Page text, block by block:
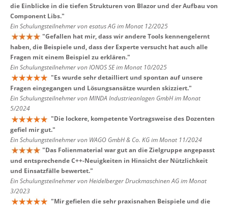
die Einblicke in die tiefen Strukturen von Blazor und der Aufbau von
Component Libs."
Ein Schulungsteilnehmer von esatus AG im Monat 12/2025
"Gefallen hat mir, dass wir andere Tools kennengelernt
haben, die Beispiele und, dass der Experte versucht hat auch alle
Fragen mit einem Beispiel zu erklären."
Ein Schulungsteilnehmer von IONOS SE im Monat 10/2025
"Es wurde sehr detailliert und spontan auf unsere
Fragen eingegangen und Lösungsansätze wurden skizziert."
Ein Schulungsteilnehmer von MINDA Industrieanlagen GmbH im Monat
5/2024
"Die lockere, kompetente Vortragsweise des Dozenten
gefiel mir gut."
Ein Schulungsteilnehmer von WAGO GmbH & Co. KG im Monat 11/2024
"Das Folienmaterial war gut an die Zielgruppe angepasst
und entsprechende C++-Neuigkeiten in Hinsicht der Nützlichkeit
und Einsatzfälle bewertet."
Ein Schulungsteilnehmer von Heidelberger Druckmaschinen AG im Monat
3/2023
"Mir gefielen die sehr praxisnahen Beispiele und die